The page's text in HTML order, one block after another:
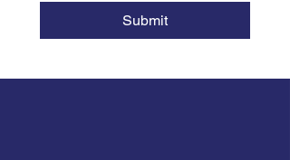
Submit